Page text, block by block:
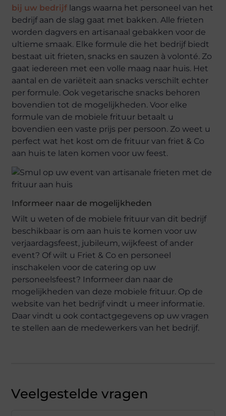
bij uw bedrijf langs waarna het personeel van het
bedrijf aan de slag gaat met bakken. Alle frieten
worden dagvers en artisanaal gebakken voor de
ultieme smaak. Elke formule die het bedrijf biedt
bestaat uit frieten, snacks en sauzen à volonté. Zo
gaat iedereen met een volle maag naar huis. Het
aantal en de variëteit aan snacks verschilt echter
per formule. Ook vegetarische snacks behoren
bovendien tot de mogelijkheden. Voor elke
formule van de mobiele frituur betaalt u
bovendien een vaste prijs per persoon. Zo weet u
perfect wat het kost om de frituur van friet & Co
aan huis te laten komen voor uw feest.
Informeer naar de mogelijkheden
Wilt u weten of de mobiele frituur van dit bedrijf
beschikbaar is om aan huis te komen voor uw
verjaardagsfeest, jubileum, wijkfeest of ander
event? Of wilt u Friet & Co en personeel
inschakelen voor de catering op uw
personeelsfeest? Informeer dan naar de
mogelijkheden van deze mobiele frituur. Op de
website van het bedrijf vindt u meer informatie.
Daar vindt u ook contactgegevens op uw vragen
te stellen aan de medewerkers van het bedrijf.
Veelgestelde vragen